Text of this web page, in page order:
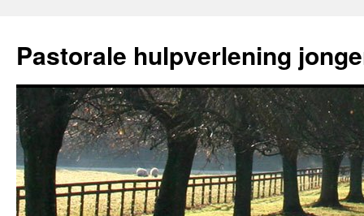
de
inhoud
Pastorale hulpverlening